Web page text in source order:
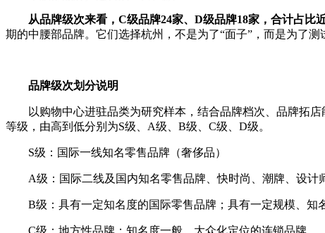
从品牌级次来看，C级品牌24家、D级品牌18家，合计占比
期的中腰部品牌。它们选择杭州，不是为了“面子”，而是为了
品牌级次划分说明
以购物中心进驻品类为研究样本，结合品牌档次、品牌拓
等级，由高到低分别为S级、A级、B级、C级、D级。
S级：国际一线知名零售品牌（奢侈品）
A级：国际二线及国内知名零售品牌、快时尚、潮牌、设
B级：具有一定知名度的国际零售品牌；具有一定规模、
C级：地方性品牌；知名度一般、大众化定位的连锁品牌